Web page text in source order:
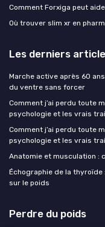
Comment Forxiga peut
Où trouver slim xr en
Les derniers
Marche active après 60
du ventre sans forcer
Comment j’ai perdu toute
psychologie et les vrais
Comment j’ai perdu toute
psychologie et les vrais
Anatomie et musculation :
Échographie de la
sur le poids
Perdre du poids